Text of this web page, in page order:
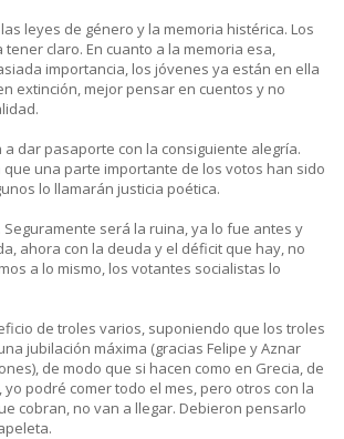
leyes de género y la memoria histérica. Los
claro. En cuanto a la memoria esa,
importancia, los jóvenes ya están en ella
extinción, mejor pensar en cuentos y no
a dar pasaporte con la consiguiente alegría.
una parte importante de los votos han sido
lo llamarán justicia poética.
Seguramente será la ruina, ya lo fue antes y
ahora con la deuda y el déficit que hay, no
a lo mismo, los votantes socialistas lo
de troles varios, suponiendo que los troles
jubilación máxima (gracias Felipe y Aznar
de modo que si hacen como en Grecia, de
podré comer todo el mes, pero otros con la
cobran, no van a llegar. Debieron pensarlo